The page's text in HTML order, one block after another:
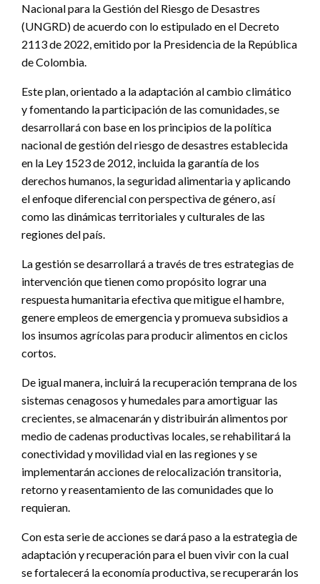
Nacional para la Gestión del Riesgo de Desastres
(UNGRD) de acuerdo con lo estipulado en el Decreto
2113 de 2022, emitido por la Presidencia de la República
de Colombia.
Este plan, orientado a la adaptación al cambio climático
y fomentando la participación de las comunidades, se
desarrollará con base en los principios de la política
nacional de gestión del riesgo de desastres establecida
en la Ley 1523 de 2012, incluida la garantía de los
derechos humanos, la seguridad alimentaria y aplicando
el enfoque diferencial con perspectiva de género, así
como las dinámicas territoriales y culturales de las
regiones del país.
La gestión se desarrollará a través de tres estrategias de
intervención que tienen como propósito lograr una
respuesta humanitaria efectiva que mitigue el hambre,
genere empleos de emergencia y promueva subsidios a
los insumos agrícolas para producir alimentos en ciclos
cortos.
De igual manera, incluirá la recuperación temprana de los
sistemas cenagosos y humedales para amortiguar las
crecientes, se almacenarán y distribuirán alimentos por
medio de cadenas productivas locales, se rehabilitará la
conectividad y movilidad vial en las regiones y se
implementarán acciones de relocalización transitoria,
retorno y reasentamiento de las comunidades que lo
requieran.
Con esta serie de acciones se dará paso a la estrategia de
adaptación y recuperación para el buen vivir con la cual
se fortalecerá la economía productiva, se recuperarán los